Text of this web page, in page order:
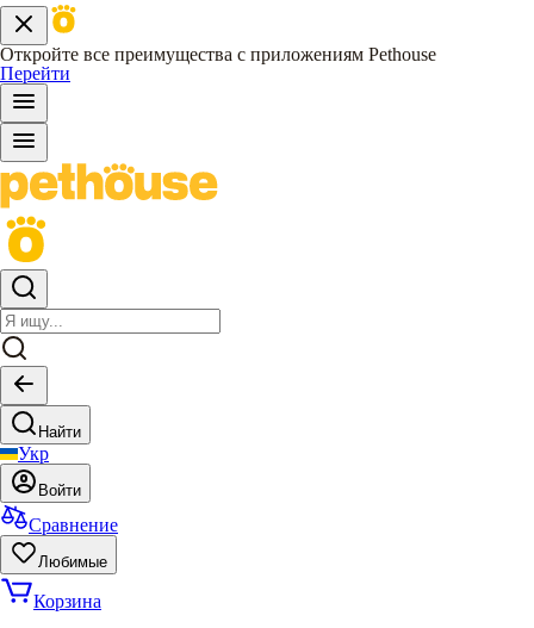
Откройте все преимущества с приложениям Pethouse
Перейти
Найти
Укр
Войти
Сравнение
Любимые
Корзина